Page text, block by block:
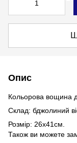
Опис
Кольорова вощина
Склад: бджолиний
Розмір: 26х41см.
Також ви можете